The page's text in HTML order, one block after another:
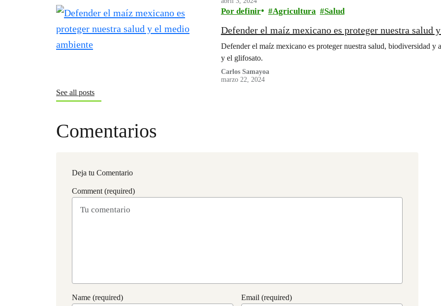
Por definir Agricultura Salud
Defender el maíz mexicano es proteger nuestra salud
Defender el maíz mexicano es proteger nuestra salud, biodiversidad
y el glifosato.
Carlos Samayoa
marzo 22, 2024
See all posts
Comentarios
Deja tu Comentario
Comment (required)
Name (required) Email (required)